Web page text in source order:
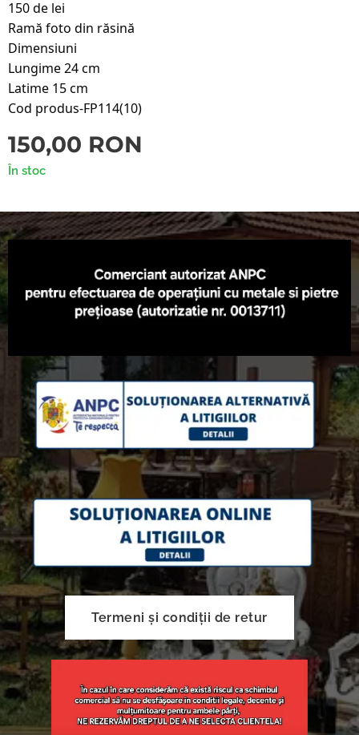
150 de lei
Ramă foto din răsină
Dimensiuni
Lungime 24 cm
Latime 15 cm
Cod produs-FP114(10)
150,00 RON
În stoc
Termeni și condiții de retur